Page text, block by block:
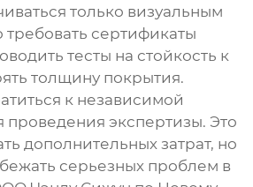
только визуальным
сертификаты
тесты на стойкость к
толщину покрытия.
к независимой
проведения экспертизы. Это
дополнительных затрат, но
серьезных проблем в